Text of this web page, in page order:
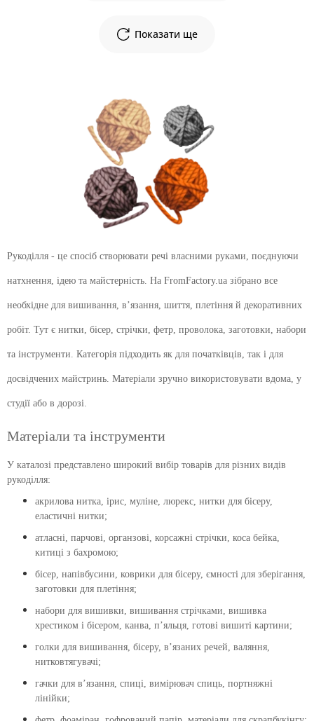
Показати ще
Рукоділля - це спосіб створювати речі власними руками, поєднуючи
натхнення, ідею та майстерність. На FromFactory.ua зібрано все
необхідне для вишивання, в’язання, шиття, плетіння й декоративних
робіт. Тут є нитки, бісер, стрічки, фетр, проволока, заготовки, набори
та інструменти. Категорія підходить як для початківців, так і для
досвідчених майстринь. Матеріали зручно використовувати вдома, у
студії або в дорозі.
Матеріали та інструменти
У каталозі представлено широкий вибір товарів для різних видів
рукоділля:
акрилова нитка, ірис, муліне, люрекс, нитки для бісеру,
еластичні нитки;
атласні, парчові, органзові, корсажні стрічки, коса бейка,
китиці з бахромою;
бісер, напівбусини, коврики для бісеру, ємності для зберігання,
заготовки для плетіння;
набори для вишивки, вишивання стрічками, вишивка
хрестиком і бісером, канва, п’яльця, готові вишиті картини;
голки для вишивання, бісеру, в’язаних речей, валяння,
нитковтягувачі;
гачки для в’язання, спиці, вимірювач спиць, портняжні
лінійки;